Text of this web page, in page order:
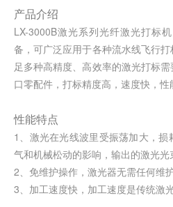
产品介绍
LX-3000B激光系列光纤激光打标
备，可广泛应用于各种流水线飞行
足多种高精度、高效率的激光打标
口零配件，打标精度高，速度快，性
性能特点
1、激光在光线波里受振荡加大，
气和机械松动的影响，输出的激光光
2、免维护操作，激光器无需任何维
3、加工速度快，加工速度是传统激